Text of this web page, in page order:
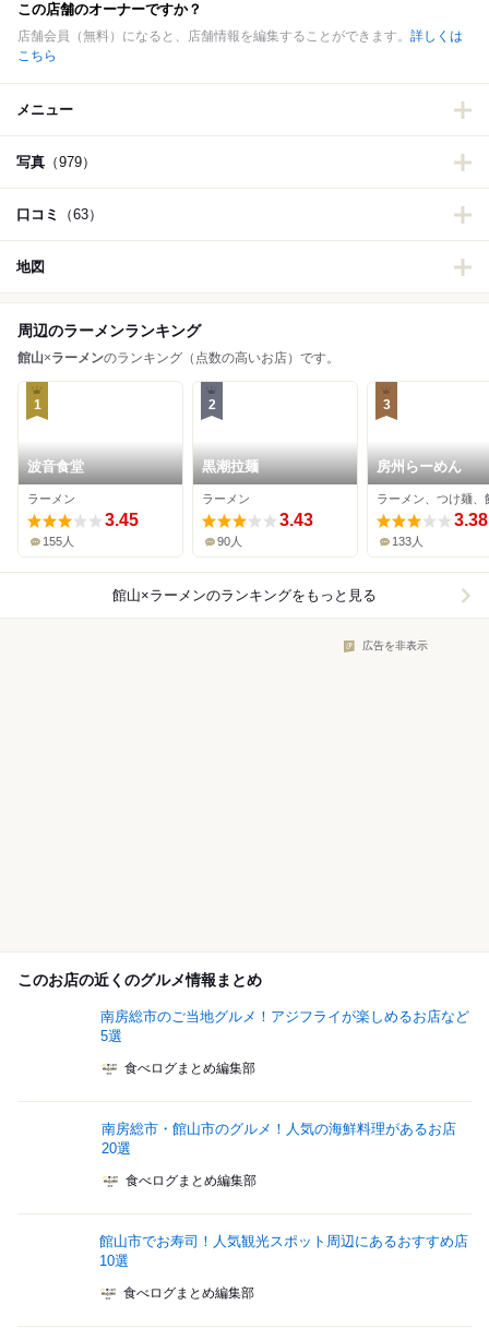
この店舗のオーナーですか？
店舗会員（無料）になると、店舗情報を編集することができます。 詳しくは
こちら
メニュー
写真 （979）
口コミ （63）
地図
周辺のラーメンランキング
館山×ラーメンのランキング（点数の高いお店）です。
1
波音食堂
ラーメン
3.45
155人
2
黒潮拉麺
ラーメン
3.43
90人
3
房州らーめん
ラーメン、つけ麺、
3.38
133人
館山×ラーメンのランキングをもっと見る
広告を非表示
このお店の近くのグルメ情報まとめ
南房総市のご当地グルメ！アジフライが楽しめるお店など
5選
食べログまとめ編集部
南房総市・館山市のグルメ！人気の海鮮料理があるお店
20選
食べログまとめ編集部
館山市でお寿司！人気観光スポット周辺にあるおすすめ店
10選
食べログまとめ編集部